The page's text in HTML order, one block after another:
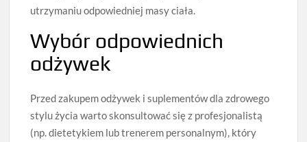
utrzymaniu odpowiedniej masy ciała.
Wybór odpowiednich
odżywek
Przed zakupem odżywek i suplementów dla zdrowego
stylu życia warto skonsultować się z profesjonalistą
(np. dietetykiem lub trenerem personalnym), który